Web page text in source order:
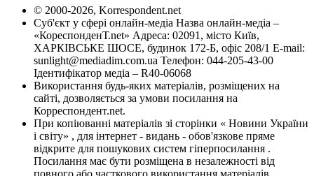
© 2000-2026, Korrespondent.net
Суб'єкт у сфері онлайн-медіа Назва онлайн-медіа –
«КореспонденТ.net» Адреса: 02091, місто Київ,
ХАРКІВСЬКЕ ШОСЕ, будинок 172-Б, офіс 208/1 E-mail:
sunlight@mediadim.com.ua Телефон: 044-205-43-00
Ідентифікатор медіа – R40-06068
Використання будь-яких матеріалів, розміщених на
сайті, дозволяється за умови посилання на
Корреспондент.net.
При копіюванні матеріалів зі сторінки « Новини України
і світу» , для інтернет - видань - обов'язкове пряме
відкрите для пошукових систем гіперпосилання .
Посилання має бути розміщена в незалежності від